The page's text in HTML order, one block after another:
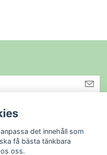
det innehåll som
få bästa tänkbara
oss.